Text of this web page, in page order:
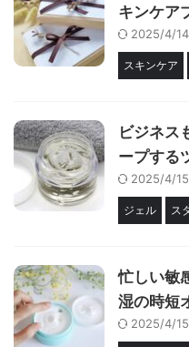
キンケア
2025/4/14
スキンケア
ビジネス
ープする
2025/4/15
ジェル ス
忙しい敏
湿の時短
2025/4/15